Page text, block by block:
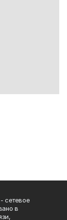
сетевое
в